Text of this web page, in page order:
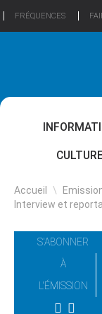
FRÉQUENCES
CULTURE
Accueil \
Interview et
S'ABONNER
À
L'ÉMISSION